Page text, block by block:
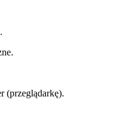
(przeglądarkę).